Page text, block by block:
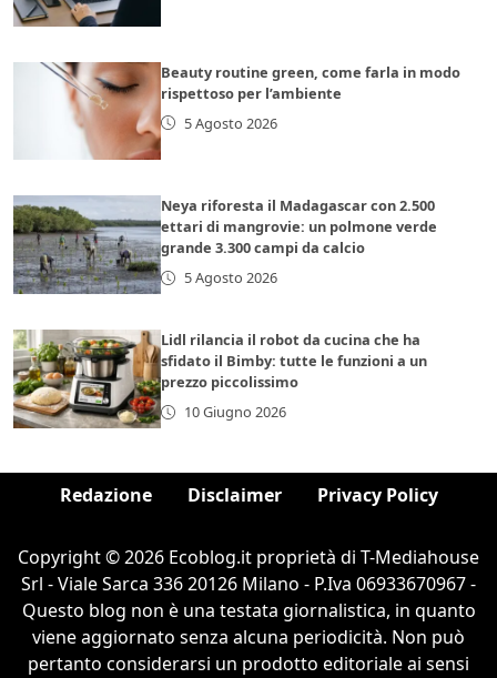
Beauty routine green, come farla in modo
rispettoso per l’ambiente
5 Agosto 2026
Neya riforesta il Madagascar con 2.500
ettari di mangrovie: un polmone verde
grande 3.300 campi da calcio
5 Agosto 2026
Lidl rilancia il robot da cucina che ha
sfidato il Bimby: tutte le funzioni a un
prezzo piccolissimo
10 Giugno 2026
Redazione Disclaimer Privacy Policy
Copyright © 2026 Ecoblog.it proprietà di T-Mediahouse
Srl - Viale Sarca 336 20126 Milano - P.Iva 06933670967 -
Questo blog non è una testata giornalistica, in quanto
viene aggiornato senza alcuna periodicità. Non può
pertanto considerarsi un prodotto editoriale ai sensi